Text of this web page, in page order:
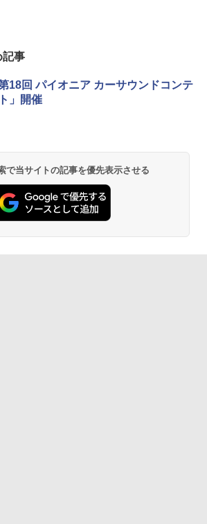
記事
第18回 パイオニア カーサウンドコンテ
」開催
で当サイトの記事を優先表示させる